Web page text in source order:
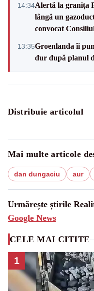
14:34Alertă la granița
lângă un
convocat
13:35Groenlanda îi
dur după planul
Distribuie articolul
Mai multe articole
dan dungaciu aur
Urmărește știrile
Google News
CELE MAI CITITE
1